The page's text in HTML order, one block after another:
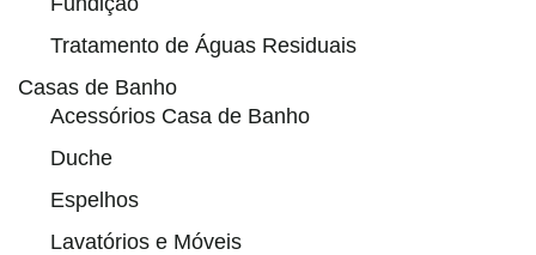
Tratamento de Águas Residuais
Casas de Banho
Acessórios Casa de Banho
Duche
Espelhos
Lavatórios e Móveis